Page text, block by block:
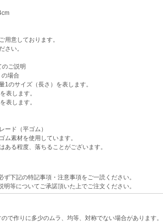
意しております。
さい。
ご説明
場合
サイズ（長さ）を表します。
します。
します。
ド（平ゴム）
素材を使用しています。
る程度、落ちることがございます。
ず下記の特記事項・注意事項をご一読ください。
等についてご承諾頂いた上でご注文ください。
で作りに多少のムラ、均等、対称でない場合があります。